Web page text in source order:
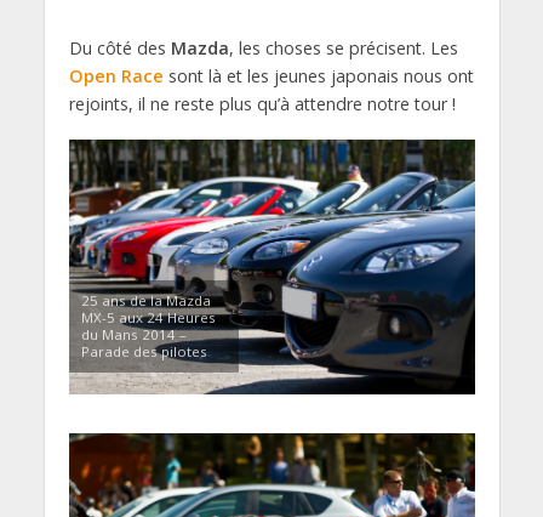
Du côté des Mazda, les choses se précisent. Les
Open Race sont là et les jeunes japonais nous ont
rejoints, il ne reste plus qu’à attendre notre tour !
25 ans de la Mazda
MX-5 aux 24 Heures
du Mans 2014 –
Parade des pilotes